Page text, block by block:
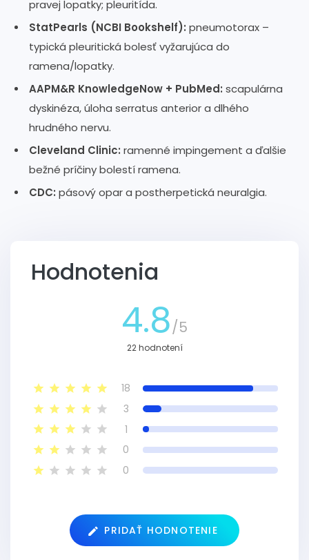
pravej lopatky; pleuritída.
StatPearls (NCBI Bookshelf): pneumotorax –
typická pleuritická bolesť vyžarujúca do
ramena/lopatky.
AAPM&R KnowledgeNow + PubMed: scapulárna
dyskinéza, úloha serratus anterior a dlhého
hrudného nervu.
Cleveland Clinic: ramenné impingement a ďalšie
bežné príčiny bolestí ramena.
CDC: pásový opar a postherpetická neuralgia.
Hodnotenia
4.8/5
22 hodnotení
18
3
1
0
0
PRIDAŤ HODNOTENIE